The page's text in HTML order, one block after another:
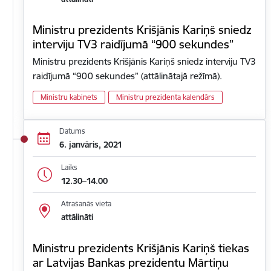
Ministru prezidents Krišjānis Kariņš sniedz
interviju TV3 raidījumā “900 sekundes”
Ministru prezidents Krišjānis Kariņš sniedz interviju TV3
raidījumā “900 sekundes” (attālinātajā režīmā).
Ministru kabinets Ministru prezidenta kalendārs
Datums
6. janvāris, 2021
Laiks
12.30–14.00
Atrašanās vieta
attālināti
Ministru prezidents Krišjānis Kariņš tiekas
ar Latvijas Bankas prezidentu Mārtiņu